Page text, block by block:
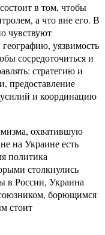
в том, чтобы
а что вне его. В
чувствуют
уязвимость
сосредоточиться и
стратегию и
предоставление
и координацию
охватившую
на Украине есть
политика
столкнулись
в России, Украина
борющимся
стоит